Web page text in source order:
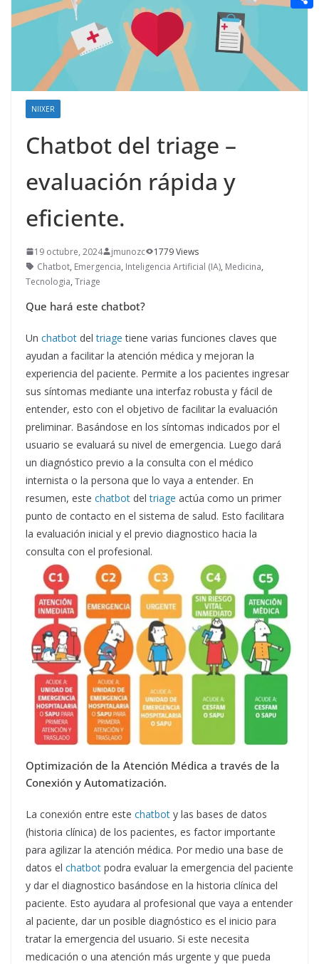
NIIXER
Chatbot del triage –
evaluación rápida y
eficiente.
19 octubre, 2024 jmunozc
1779 Views
Chatbot, Emergencia, Inteligencia Artificial (IA), Medicina,
Tecnologia, Triage
Que hará este chatbot?
Un chatbot deltriage tiene varias funciones claves que
ayudan a facilitar la atención médica y mejoran la
experiencia del paciente. Permite a los pacientes ingresar
sus síntomas mediante una interfaz robusta y fácil de
entender, esto con el objetivo de facilitar la evaluación
preliminar. Basándose en los síntomas indicados por el
usuario se evaluará su nivel de emergencia. Luego dará
un diagnóstico previo a la consulta con el médico
internista o la persona que lo vaya a entender. En
resumen, este chatbot deltriage actúa como un primer
punto de contacto en el sistema de salud. Esto facilitara
la evaluación inicial y el previo diagnostico hacia la
consulta con el profesional.
Optimización de la Atención Médica a través de la
Conexión y Automatización.
La conexión entre este chatbot y las bases de datos
(historia clínica) de los pacientes, es factor importante
para agilizar la atención médica. Por medio una base de
datos el chatbot podra evaluar la emergencia del paciente
y dar el diagnostico basándose en la historia clínica del
paciente. Esto ayudara al profesional que vaya a entender
al paciente, dar un posible diagnóstico es el inicio para
tratar la emergencia del usuario. Si este necesita
medicación o una atención más urgente y que pueda
n
s
a
ip